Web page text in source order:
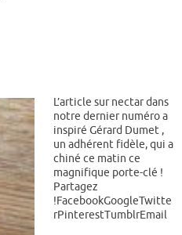
L’article sur nectar dans
notre dernier numéro a
inspiré Gérard Dumet ,
un adhérent fidèle, qui a
chiné ce matin ce
magnifique porte-clé !
Partagez
!FacebookGoogleTwitte
rPinterestTumblrEmail